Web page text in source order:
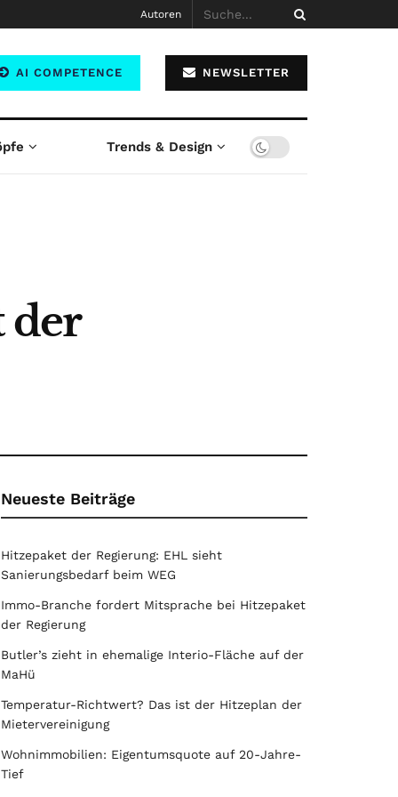
Autoren
AI COMPETENCE NEWSLETTER
Trends & Design
der
Neueste Beiträge
Hitzepaket der Regierung: EHL sieht
Sanierungsbedarf beim WEG
Immo-Branche fordert Mitsprache bei Hitzepaket
der Regierung
Butler’s zieht in ehemalige Interio-Fläche auf der
MaHü
Temperatur-Richtwert? Das ist der Hitzeplan der
Mietervereinigung
Wohnimmobilien: Eigentumsquote auf 20-Jahre-
Tief